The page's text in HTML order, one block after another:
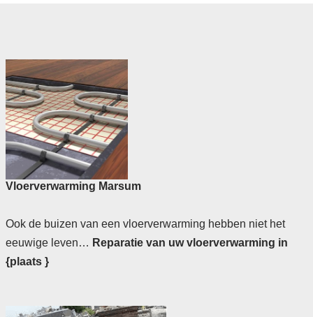
Vloerverwarming Marsum
Ook de buizen van een vloerverwarming hebben niet het
eeuwige leven… Reparatie van uw vloerverwarming in
{plaats }